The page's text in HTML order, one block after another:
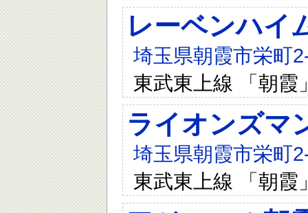
レーベンハイ
埼玉県朝霞市栄町
東武東上線 「朝霞
ライオンズマ
埼玉県朝霞市栄町
東武東上線 「朝霞